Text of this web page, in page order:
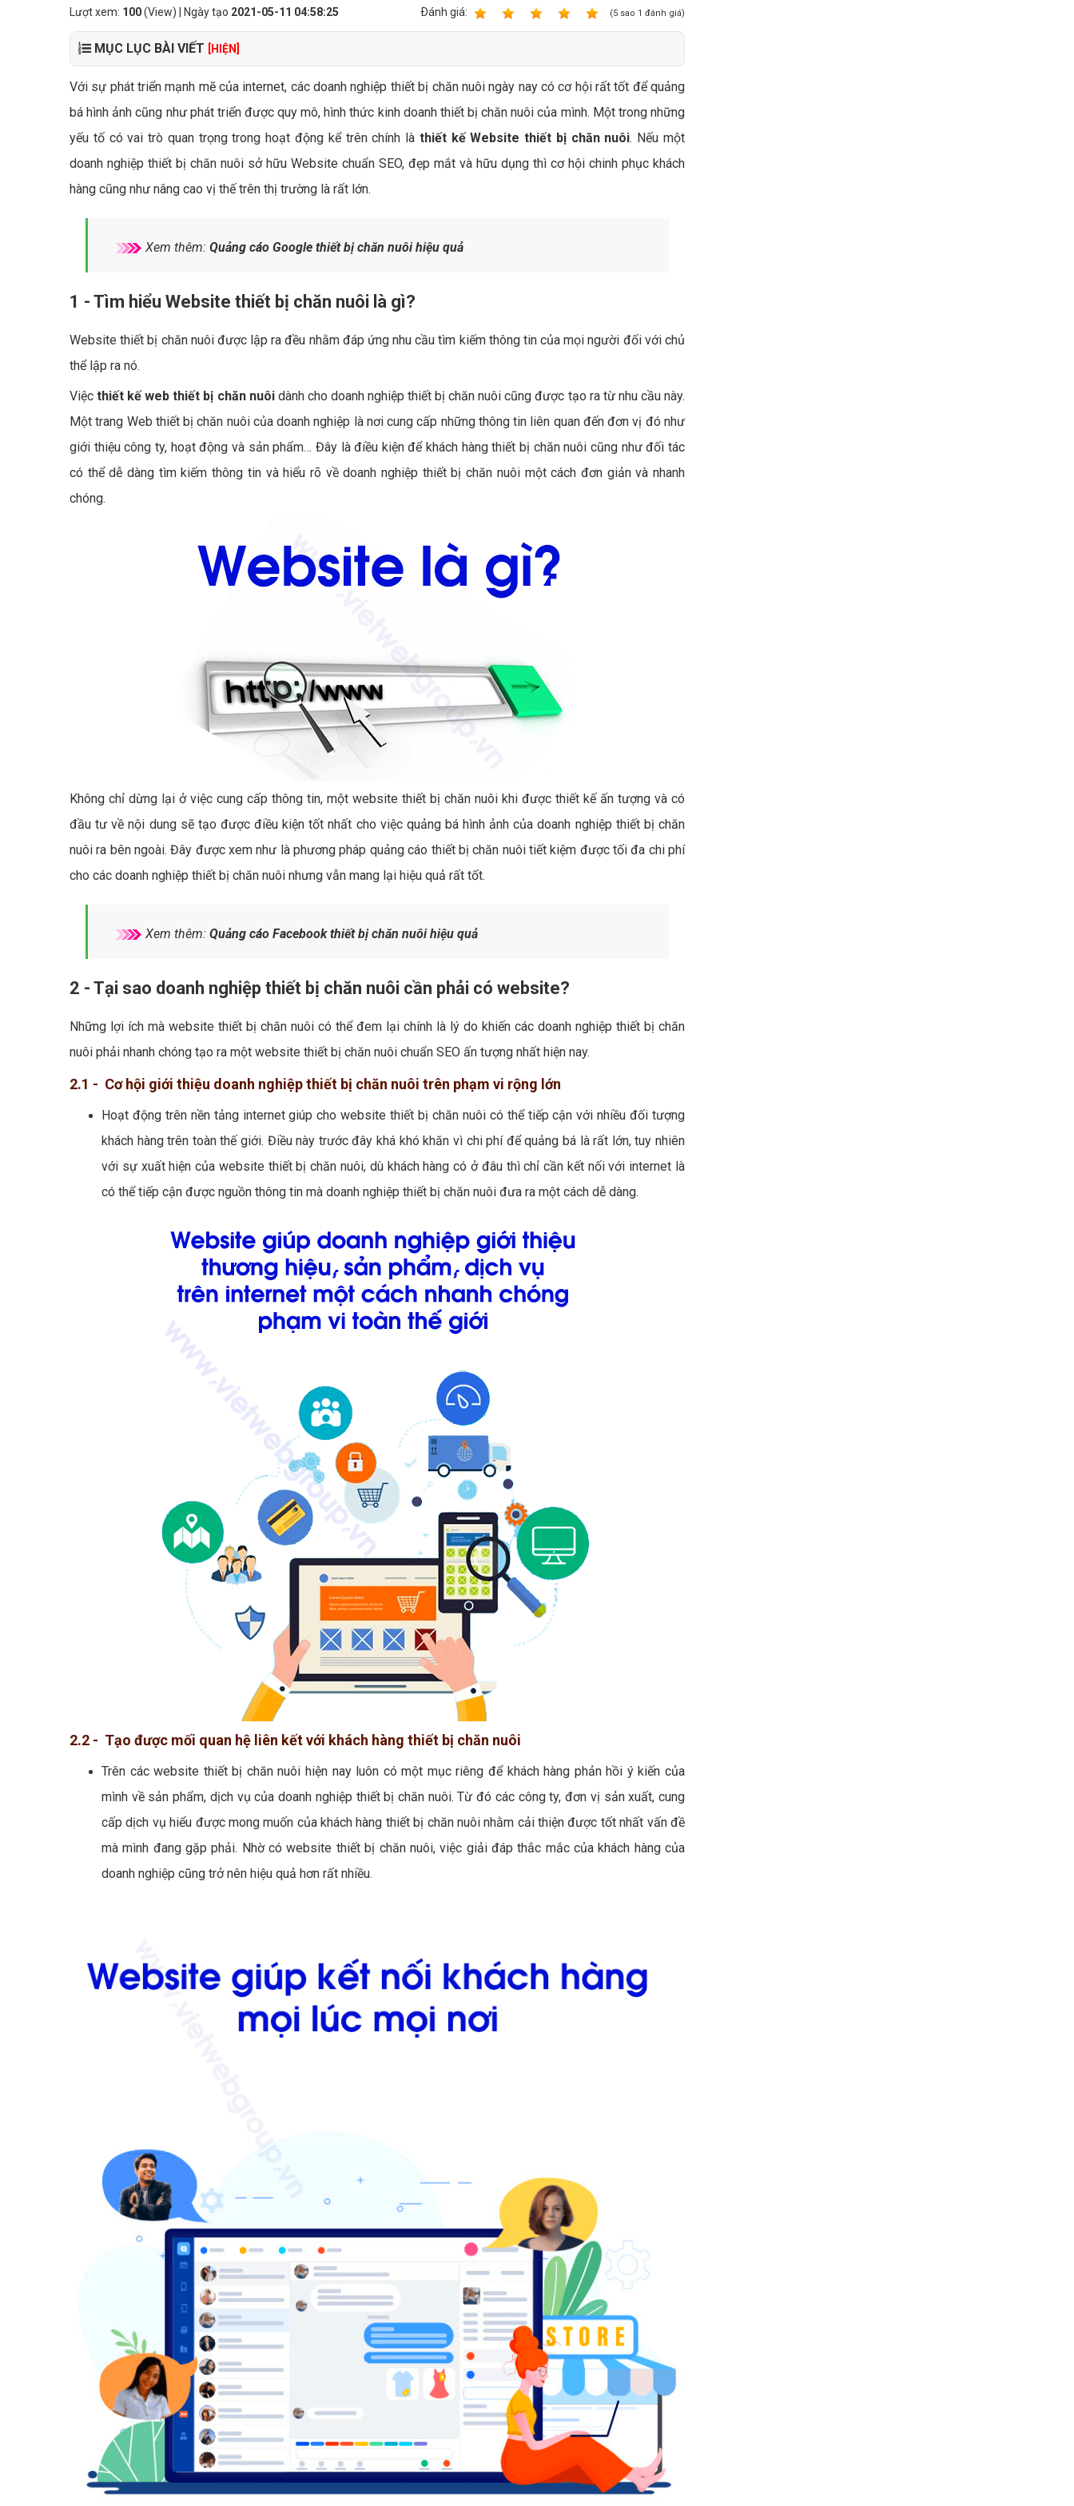
Bảng giá quảng cáo Facebook
Bảng giá quản trị Website
Bảng giá quản trị Fanpage Facebook
Bảng giá SEO Website
Lượt xem: 100(View) | Ngày tạo 2021-05-11 04:58:25 Ðánh giá: (5 sao 1 đánh giá)
MỤC LỤC BÀI VIẾT [HIỆN]
Với sự phát triển mạnh mẽ của internet, các doanh nghiệp thiết bị chăn nuôi ngày nay có cơ hội rất tốt để quảng
bá hình ảnh cũng như phát triển được quy mô, hình thức kinh doanh thiết bị chăn nuôi của mình. Một trong những
yếu tố có vai trò quan trọng trong hoạt động kể trên chính là thiết kế Website thiết bị chăn nuôi. Nếu một
doanh nghiệp thiết bị chăn nuôi sở hữu Website chuẩn SEO, đẹp mắt và hữu dụng thì cơ hội chinh phục khách
hàng cũng như nâng cao vị thế trên thị trường là rất lớn.
Xem thêm: Quảng cáo Google thiết bị chăn nuôi hiệu quả
1 - Tìm hiểu Website thiết bị chăn nuôi là gì?
Website thiết bị chăn nuôi được lập ra đều nhằm đáp ứng nhu cầu tìm kiếm thông tin của mọi người đối với chủ
thể lập ra nó.
Việcthiết kế web thiết bị chăn nuôidành cho doanh nghiệp thiết bị chăn nuôi cũng được tạo ra từ nhu cầu này.
Một trang Web thiết bị chăn nuôi của doanh nghiệp là nơi cung cấp những thông tin liên quan đến đơn vị đó như
giới thiệu công ty, hoạt động và sản phẩm… Đây là điều kiện để khách hàng thiết bị chăn nuôi cũng như đối tác
có thể dễ dàng tìm kiếm thông tin và hiểu rõ về doanh nghiệp thiết bị chăn nuôi một cách đơn giản và nhanh
chóng.
Không chỉ dừng lại ở việc cung cấp thông tin, một website thiết bị chăn nuôi khi được thiết kế ấn tượng và có
đầu tư về nội dung sẽ tạo được điều kiện tốt nhất cho việc quảng bá hình ảnh của doanh nghiệp thiết bị chăn
nuôi ra bên ngoài. Đây được xem như là phương pháp quảng cáo thiết bị chăn nuôi tiết kiệm được tối đa chi phí
cho các doanh nghiệp thiết bị chăn nuôi nhưng vẫn mang lại hiệu quả rất tốt.
Xem thêm: Quảng cáo Facebook thiết bị chăn nuôi hiệu quả
2 - Tại sao doanh nghiệp thiết bị chăn nuôi cần phải có website?
Những lợi ích mà website thiết bị chăn nuôi có thể đem lại chính là lý do khiến các doanh nghiệp thiết bị chăn
nuôi phải nhanh chóng tạo ra một website thiết bị chăn nuôi chuẩn SEO ấn tượng nhất hiện nay.
2.1 - Cơ hội giới thiệu doanh nghiệp thiết bị chăn nuôi trên phạm vi rộng lớn
Hoạt động trên nền tảng internet giúp cho website thiết bị chăn nuôi có thể tiếp cận với nhiều đối tượng
khách hàng trên toàn thế giới. Điều này trước đây khá khó khăn vì chi phí để quảng bá là rất lớn, tuy nhiên
với sự xuất hiện của website thiết bị chăn nuôi, dù khách hàng có ở đâu thì chỉ cần kết nối với internet là
có thể tiếp cận được nguồn thông tin mà doanh nghiệp thiết bị chăn nuôi đưa ra một cách dễ dàng.
2.2 - Tạo được mối quan hệ liên kết với khách hàng thiết bị chăn nuôi
Trên các website thiết bị chăn nuôi hiện nay luôn có một mục riêng để khách hàng phản hồi ý kiến của
mình về sản phẩm, dịch vụ của doanh nghiệp thiết bị chăn nuôi. Từ đó các công ty, đơn vị sản xuất, cung
cấp dịch vụ hiểu được mong muốn của khách hàng thiết bị chăn nuôi nhằm cải thiện được tốt nhất vấn đề
mà mình đang gặp phải. Nhờ có website thiết bị chăn nuôi, việc giải đáp thắc mắc của khách hàng của
doanh nghiệp cũng trở nên hiệu quả hơn rất nhiều.